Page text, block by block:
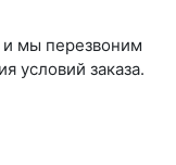
и мы перезвоним
условий заказа.